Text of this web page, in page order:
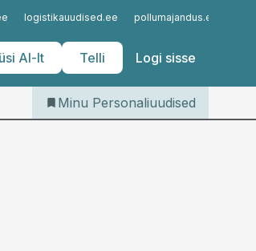
logistikauudised.ee pollumajandus.ee
AI-lt Telli Logi sisse
Iseteenindus
Telli Personaliuudised
Minu Personaliuudised